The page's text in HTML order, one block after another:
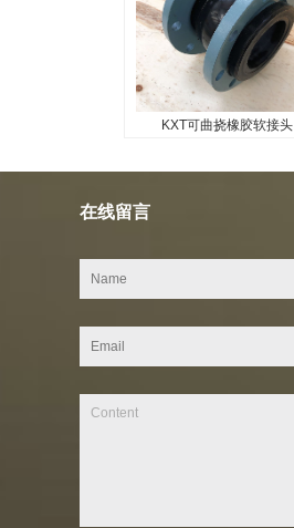
KXT可曲挠橡胶软接头
在线留言